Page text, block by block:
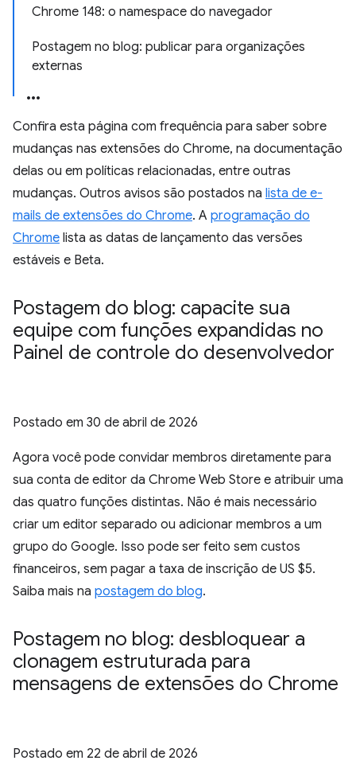
Chrome 148: o namespace do navegador
Postagem no blog: publicar para organizações
externas
Confira esta página com frequência para saber sobre
mudanças nas extensões do Chrome, na documentação
delas ou em políticas relacionadas, entre outras
mudanças. Outros avisos são postados na lista de e-
mails de extensões do Chrome. A programação do
Chrome lista as datas de lançamento das versões
estáveis e Beta.
Postagem do blog: capacite sua
equipe com funções expandidas no
Painel de controle do desenvolvedor
Postado em 30 de abril de 2026
Agora você pode convidar membros diretamente para
sua conta de editor da Chrome Web Store e atribuir uma
das quatro funções distintas. Não é mais necessário
criar um editor separado ou adicionar membros a um
grupo do Google. Isso pode ser feito sem custos
financeiros, sem pagar a taxa de inscrição de US $5.
Saiba mais na postagem do blog.
Postagem no blog: desbloquear a
clonagem estruturada para
mensagens de extensões do Chrome
Postado em 22 de abril de 2026